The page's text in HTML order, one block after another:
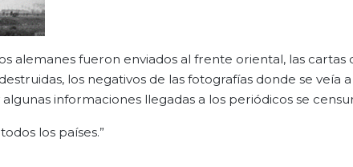
alemanes fueron enviados al frente oriental, las cartas
los negativos de las fotografías donde se veía
informaciones llegadas a los periódicos se
los países.”